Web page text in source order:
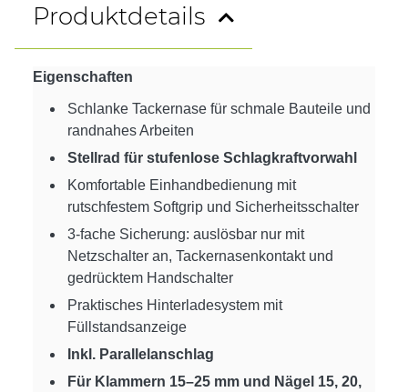
Produktdetails
Eigenschaften
Schlanke Tackernase für schmale Bauteile und
randnahes Arbeiten
Stellrad für stufenlose Schlagkraftvorwahl
Komfortable Einhandbedienung mit
rutschfestem Softgrip und Sicherheitsschalter
3-fache Sicherung: auslösbar nur mit
Netzschalter an, Tackernasenkontakt und
gedrücktem Handschalter
Praktisches Hinterladesystem mit
Füllstandsanzeige
Inkl. Parallelanschlag
Für Klammern 15–25 mm und Nägel 15, 20,